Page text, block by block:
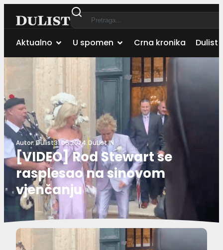
Aktualno U spomen Crna kronika Dulist
Autor:Dulist31.05.2024.DuList IN
[VIDEO] Rod Stewart se
rasplesao na sinovom
vjenčanju